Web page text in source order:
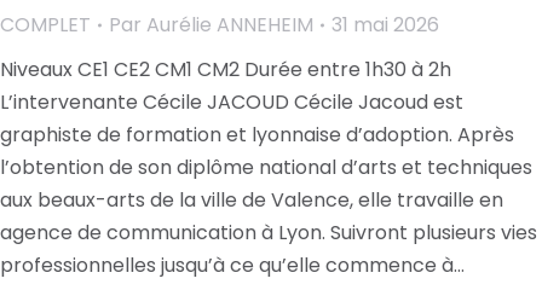
COMPLET Par Aurélie ANNEHEIM
31 mai 2026
Niveaux CE1 CE2 CM1 CM2 Durée entre 1h30 à 2h
L’intervenante Cécile JACOUD Cécile Jacoud est
graphiste de formation et lyonnaise d’adoption. Après
l’obtention de son diplôme national d’arts et techniques
aux beaux-arts de la ville de Valence, elle travaille en
agence de communication à Lyon. Suivront plusieurs vies
professionnelles jusqu’à ce qu’elle commence à…